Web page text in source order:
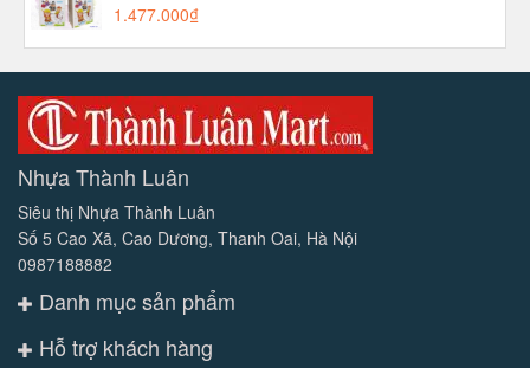
1.477.000₫
Nhựa Thành Luân
Siêu thị Nhựa Thành Luân
Số 5 Cao Xã, Cao Dương, Thanh Oai, Hà Nội
0987188882
Danh mục sản phẩm
Hỗ trợ khách hàng